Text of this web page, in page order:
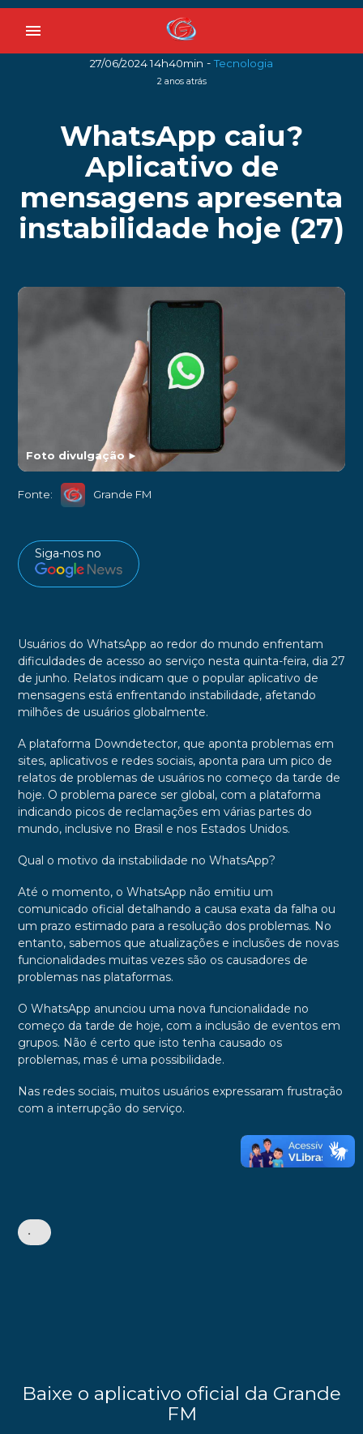
menu
27/06/2024 14h40min -Tecnologia
2 anos atrás
WhatsApp caiu?
Aplicativo de
mensagens apresenta
instabilidade hoje (27)
Foto divulgação►
Fonte: Grande FM
Siga-nos no
Usuários do WhatsApp ao redor do mundo enfrentam
dificuldades de acesso ao serviço nesta quinta-feira, dia 27
de junho. Relatos indicam que o popular aplicativo de
mensagens está enfrentando instabilidade, afetando
milhões de usuários globalmente.
A plataforma Downdetector, que aponta problemas em
sites, aplicativos e redes sociais, aponta para um pico de
relatos de problemas de usuários no começo da tarde de
hoje. O problema parece ser global, com a plataforma
indicando picos de reclamações em várias partes do
mundo, inclusive no Brasil e nos Estados Unidos.
Qual o motivo da instabilidade no WhatsApp?
Até o momento, o WhatsApp não emitiu um
comunicado oficial detalhando a causa exata da falha ou
um prazo estimado para a resolução dos problemas. No
entanto, sabemos que atualizações e inclusões de novas
funcionalidades muitas vezes são os causadores de
problemas nas plataformas.
O WhatsApp anunciou uma nova funcionalidade no
começo da tarde de hoje, com a inclusão de eventos em
grupos. Não é certo que isto tenha causado os
problemas, mas é uma possibilidade.
Nas redes sociais, muitos usuários expressaram frustração
com a interrupção do serviço.
•
Baixe o aplicativo oficial da Grande
FM